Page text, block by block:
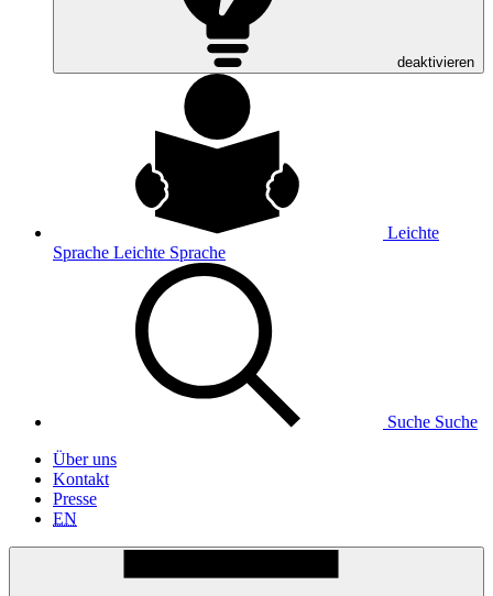
deaktivieren
Leichte
Sprache Leichte Sprache
Suche Suche
Über uns
Kontakt
Presse
EN